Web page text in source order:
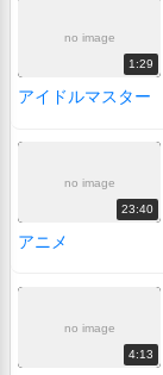
no image
1:29
アイドルマスター
no image
23:40
アニメ
no image
4:13